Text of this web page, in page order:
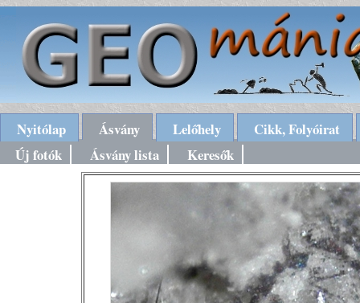
Nyitólap Ásvány Lelőhely
Cikk, Folyóirat
Új fotók
Ásvány lista Keresők